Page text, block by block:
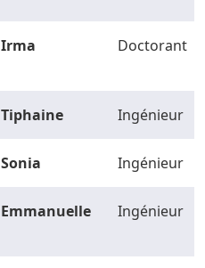
Irma Doctorant
Tiphaine Ingénieur
Sonia Ingénieur
Emmanuelle Ingénieur